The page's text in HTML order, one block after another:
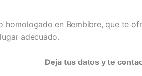
homologado en Bembibre, que te
adecuado.
Deja tus datos y te